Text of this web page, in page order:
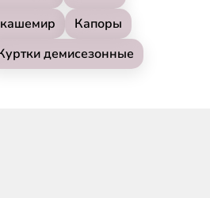
Капоры
демисезонные